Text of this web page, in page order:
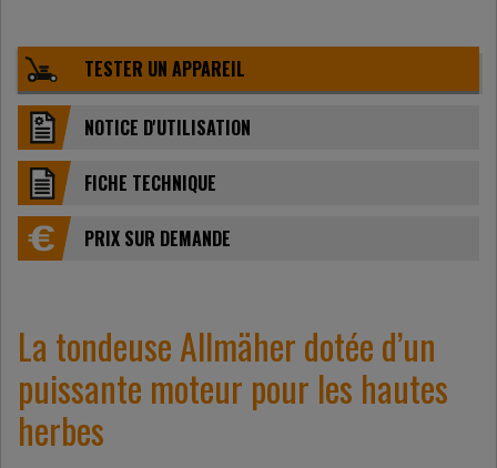
TESTER UN APPAREIL
NOTICE D'UTILISATION
FICHE TECHNIQUE
PRIX ​​SUR DEMANDE
La tondeuse Allmäher dotée d’un
puissante moteur pour les hautes
herbes